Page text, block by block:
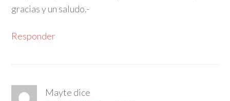
gracias y un saludo.-
Responder
Mayte dice